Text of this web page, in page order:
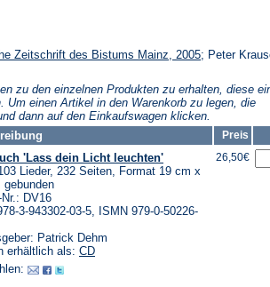
Zeitschrift des Bistums Mainz, 2005(Öffnet
neuen
Tab)
; Peter
zu den einzelnen Produkten zu erhalten, diese
Um einen Artikel in den Warenkorb zu legen, die
dann auf den Einkaufswagen klicken.
Preis
'Lass dein Licht leuchten'
Lieder, 232 Seiten, Format 19 cm x
gebunden
DV16
3-943302-03-5, ISMN 979-0-50226-
Patrick Dehm
erhältlich als: CD
26,50€